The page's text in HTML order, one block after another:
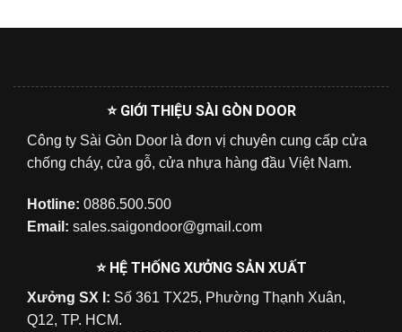
⭐ GIỚI THIỆU SÀI GÒN DOOR
Công ty Sài Gòn Door là đơn vị chuyên cung cấp cửa
chống cháy, cửa gỗ, cửa nhựa hàng đầu Việt Nam.
Hotline: 0886.500.500
Email: sales.saigondoor@gmail.com
⭐ HỆ THỐNG XƯỞNG SẢN XUẤT
Xưởng SX I: Số 361 TX25, Phường Thạnh Xuân,
Q12, TP. HCM.